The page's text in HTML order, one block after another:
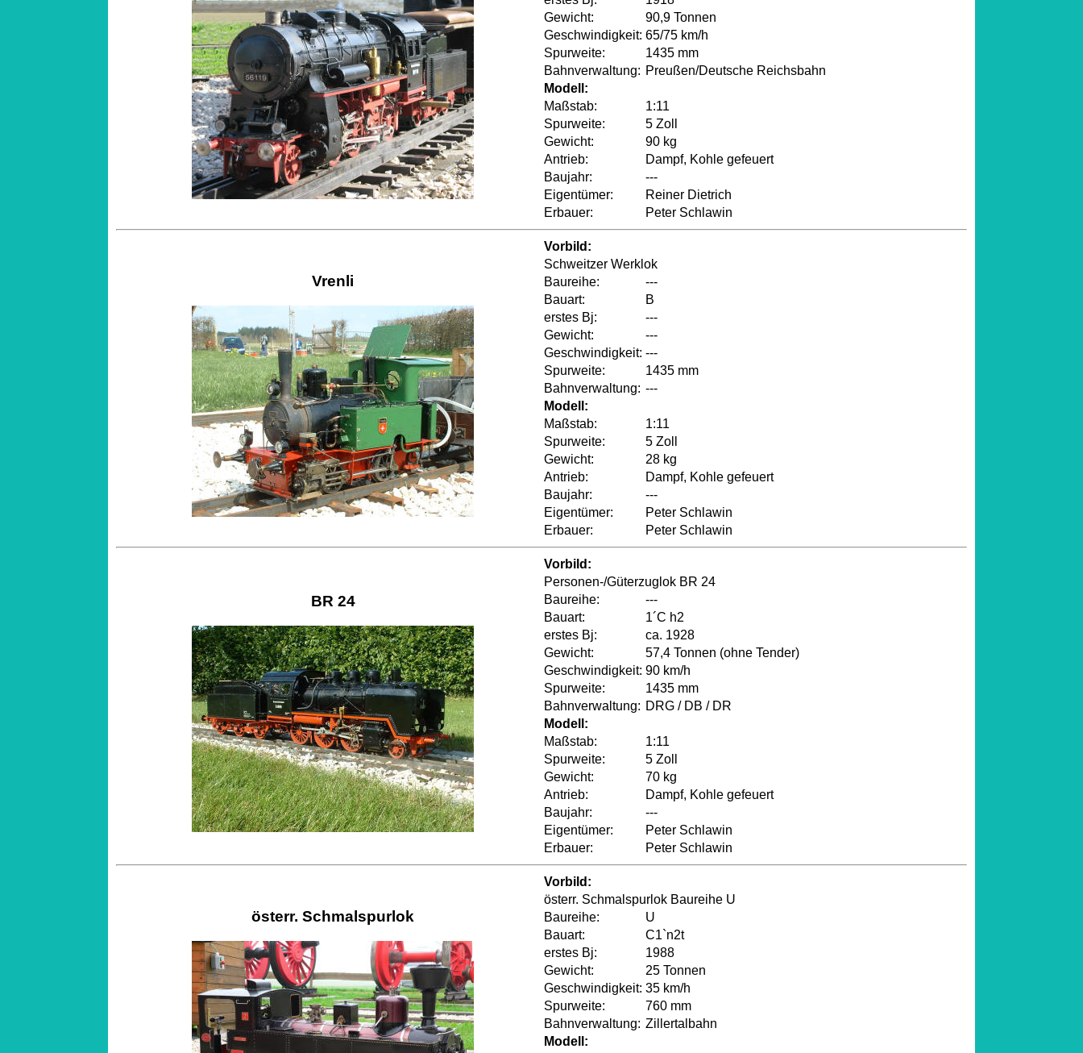
Gewicht:
90,9 Tonnen
Geschwindigkeit: 65/75 km/h
Spurweite:
1435 mm
Bahnverwaltung: Preußen/Deutsche Reichsbahn
Modell:
Maßstab:
1:11
Spurweite:
5 Zoll
Gewicht:
90 kg
Antrieb:
Dampf, Kohle gefeuert
Baujahr:
---
Eigentümer:
Reiner Dietrich
Erbauer:
Peter Schlawin
Vrenli
Vorbild:
Schweitzer Werklok
Baureihe:
---
Bauart:
B
erstes Bj:
---
Gewicht:
---
Geschwindigkeit: ---
Spurweite:
1435 mm
Bahnverwaltung: ---
Modell:
Maßstab:
1:11
Spurweite:
5 Zoll
Gewicht:
28 kg
Antrieb:
Dampf, Kohle gefeuert
Baujahr:
---
Eigentümer:
Peter Schlawin
Erbauer:
Peter Schlawin
BR 24
Vorbild:
Personen-/Güterzuglok BR 24
Baureihe:
---
Bauart:
1´C h2
erstes Bj:
ca. 1928
Gewicht:
57,4 Tonnen (ohne Tender)
Geschwindigkeit: 90 km/h
Spurweite:
1435 mm
Bahnverwaltung: DRG / DB / DR
Modell:
Maßstab:
1:11
Spurweite:
5 Zoll
Gewicht:
70 kg
Antrieb:
Dampf, Kohle gefeuert
Baujahr:
---
Eigentümer:
Peter Schlawin
Erbauer:
Peter Schlawin
österr. Schmalspurlok
Vorbild:
österr. Schmalspurlok Baureihe U
Baureihe:
U
Bauart:
C1`n2t
erstes Bj:
1988
Gewicht:
25 Tonnen
Geschwindigkeit: 35 km/h
Spurweite:
760 mm
Bahnverwaltung: Zillertalbahn
Modell: